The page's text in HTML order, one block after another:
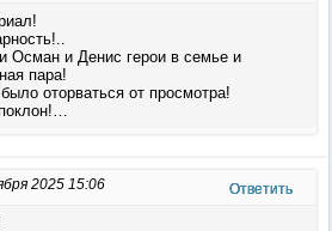
Осман и Денис герои в семье и
пара!
оторваться от просмотра!
2025 15:06 Ответить